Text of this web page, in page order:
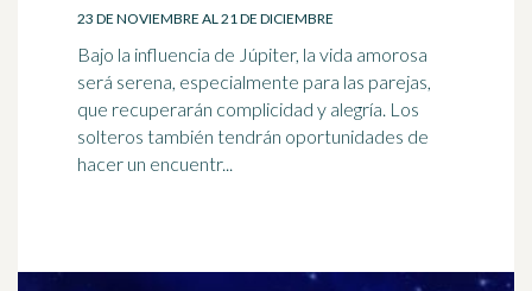
23 DE NOVIEMBRE AL 21 DE DICIEMBRE
Bajo la influencia de Júpiter, la vida amorosa
será serena, especialmente para las parejas,
que recuperarán complicidad y alegría. Los
solteros también tendrán oportunidades de
hacer un encuentr...